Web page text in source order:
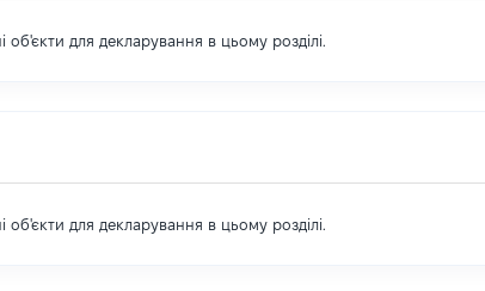
об'єкти для декларування в цьому розділі.
об'єкти для декларування в цьому розділі.